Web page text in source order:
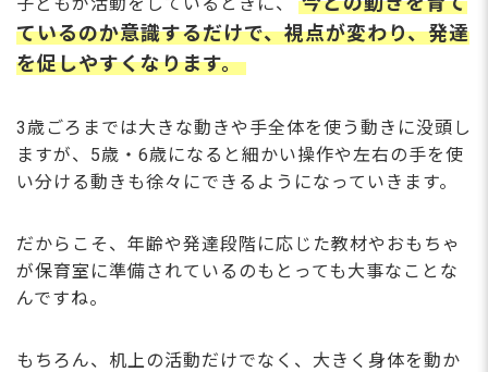
ているのか意識するだけで、視点が変わり、発達
を促しやすくなります。
3歳ごろまでは⼤きな動きや⼿全体を使う動きに没頭し
ますが、5歳・6歳になると細かい操作や左右の⼿を使
い分ける動きも徐々にできるようになっていきます。
だからこそ、年齢や発達段階に応じた教材やおもちゃ
が保育室に準備されているのもとっても⼤事なことな
んですね。
もちろん、机上の活動だけでなく、⼤きく⾝体を動か